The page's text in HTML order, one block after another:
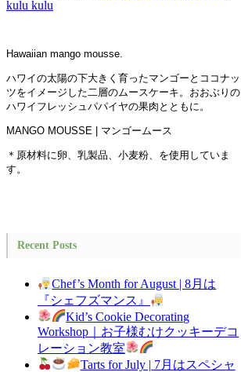
kulu kulu
Hawaiian mango mousse.
ハワイの太陽の下大きく育ったマンゴーとココナッ
ツをイメージした二層のムースケーキ。おおぶりの
ハワイフレッシュパパイヤの果肉とともに。
MANGO MOUSSE | マンゴームース
＊原材料に卵、乳製品、小麦粉、を使用していま
す。
Recent Posts
Chef’s Month for August | 8月は
『シェフズマンス』
Kid’s Cookie Decorating
Workshop｜お子様むけクッキーデコ
レーション教室
Tarts for July | 7月はスペシャ